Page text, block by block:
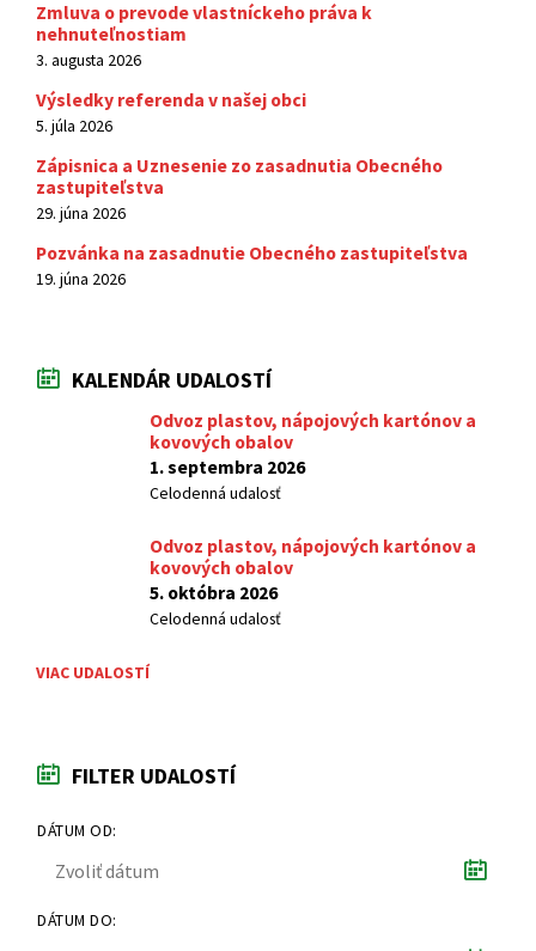
Zmluva o prevode vlastníckeho práva k
nehnuteľnostiam
3. augusta 2026
Výsledky referenda v našej obci
5. júla 2026
Zápisnica a Uznesenie zo zasadnutia Obecného
zastupiteľstva
29. júna 2026
Pozvánka na zasadnutie Obecného zastupiteľstva
19. júna 2026
KALENDÁR UDALOSTÍ
Odvoz plastov, nápojových kartónov a
kovových obalov
1. septembra 2026
Celodenná udalosť
Odvoz plastov, nápojových kartónov a
kovových obalov
5. októbra 2026
Celodenná udalosť
VIAC UDALOSTÍ
FILTER UDALOSTÍ
DÁTUM OD:
DÁTUM DO: